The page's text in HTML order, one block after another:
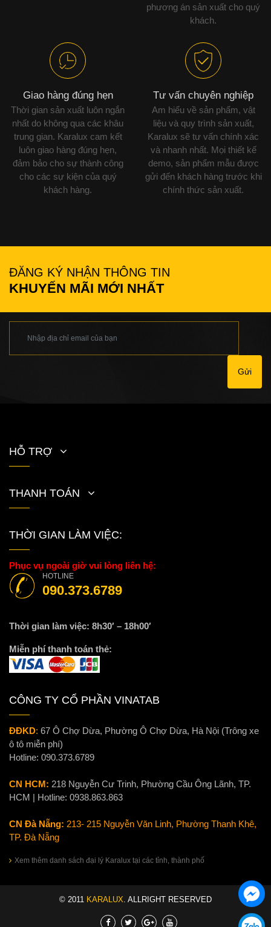
phương án sản xuất cho quý
khách.
Giao hàng đúng hẹn
Thời gian sản xuất luôn ngắn
nhất do không qua các khâu
trung gian. Karalux cam kết
luôn giao hàng đúng hẹn,
đảm bảo cho sự thành công
cho các sự kiện của quý
khách hàng.
Tư vấn chuyên nghiệp
Am hiểu về sản phẩm, vật
liệu và quy trình sản xuất,
Karalux sẽ tư vấn chính xác
và nhanh nhất. Mọi thiết kế
demo, sản phẩm mẫu được
gửi đến khách hàng trước khi
chính thức sản xuất.
ĐĂNG KÝ NHẬN THÔNG TIN
KHUYẾN MÃI MỚI NHẤT
Gửi
HỖ TRỢ
THANH TOÁN
THỜI GIAN LÀM VIỆC:
Phục vụ ngoài giờ vui lòng liên hệ:
HOTLINE
090.373.6789
Thời gian làm việc: 8h30′ – 18h00′
Miễn phí thanh toán thẻ:
CÔNG TY CỔ PHẦN VINATAB
ĐĐKD: 67 Ô Chợ Dừa, Phường Ô Chợ Dừa, Hà Nội (Trông xe
ô tô miễn phí)
Hotline: 090.373.6789
CN HCM: 218 Nguyễn Cư Trinh, Phường Cầu Ông Lãnh, TP.
HCM | Hotline: 0938.863.863
CN Đà Nẵng: 213- 215 Nguyễn Văn Linh, Phường Thanh Khê,
TP. Đà Nẵng
Xem thêm danh sách đại lý Karalux tại các tỉnh, thành phố
© 2011 KARALUX. ALLRIGHT RESERVED